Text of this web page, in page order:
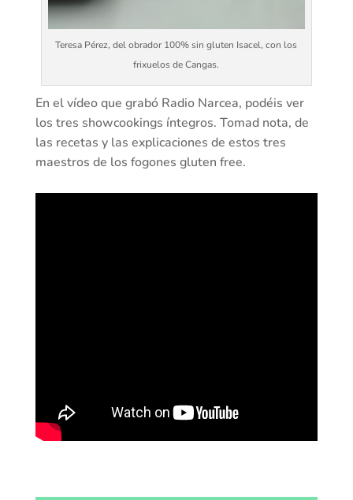
Teresa Pérez, del obrador 100% sin gluten Isacel, con los
frixuelos de Cangas.
En el vídeo que grabó Radio Narcea, podéis ver
los tres showcookings íntegros. Tomad nota, de
las recetas y las explicaciones de estos tres
maestros de los fogones gluten free.